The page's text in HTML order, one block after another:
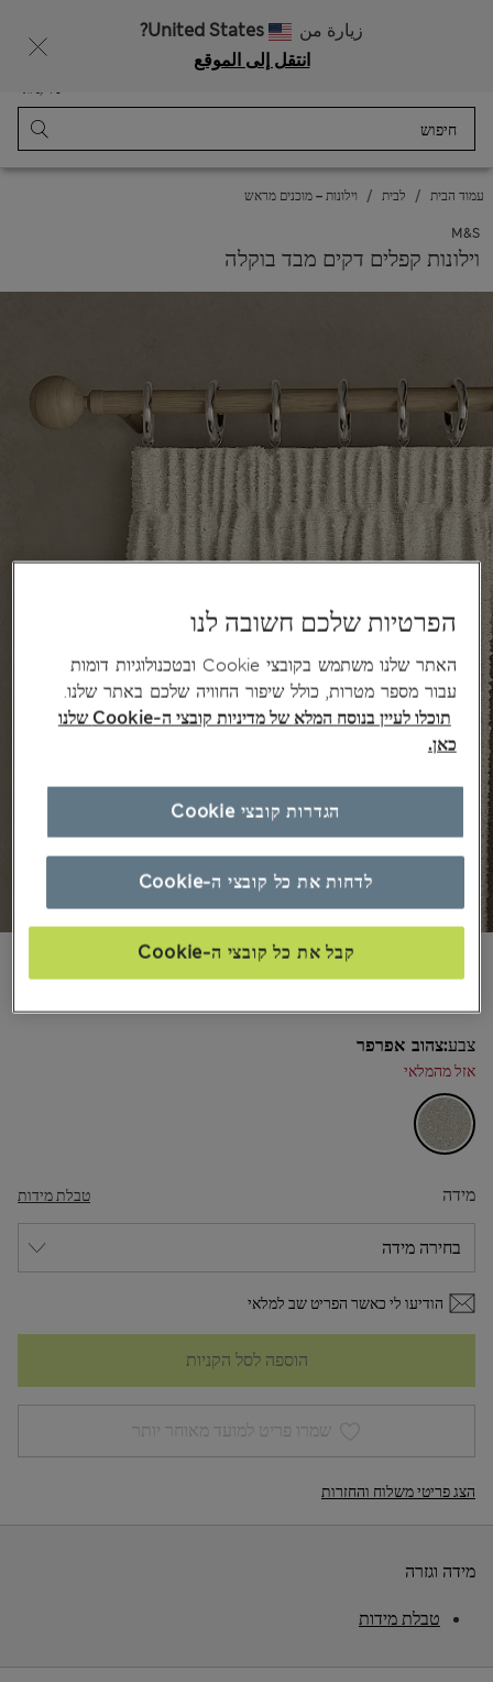
زيارة من
United States?
انتقل إلى الموقع
סל קניות
עמוד הבית לבית וילונות – מוכנים מראש
M&S
וילונות קפלים דקים מבד בוקלה
צבע:צהוב אפרפר
אזל מהמלאי
מידה טבלת מידות
הודיעו לי כאשר הפריט שב למלאי
הוספה לסל הקניות
שמרו פריט למועד מאוחר יותר
הצג פריטי משלוח והחזרות
מידה וגזרה
טבלת מידות
הפרטיות שלכם חשובה לנו
האתר שלנו משתמש בקובצי Cookie ובטכנולוגיות דומות
עבור מספר מטרות, כולל שיפור החוויה שלכם באתר שלנו.
תוכלו לעיין בנוסח המלא של מדיניות קובצי ה-Cookie שלנו
כאן.
לדחות את כל קובצי ה-Cookie
קבל את כל קובצי ה-Cookie
הגדרות קובצי Cookie